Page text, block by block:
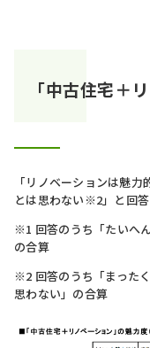
「中古住宅＋
「リノベーションは魅
とは思わない※2」と回答
※1 回答のうち「たいへ
の合算
※2 回答のうち「まった
思わない」の合算